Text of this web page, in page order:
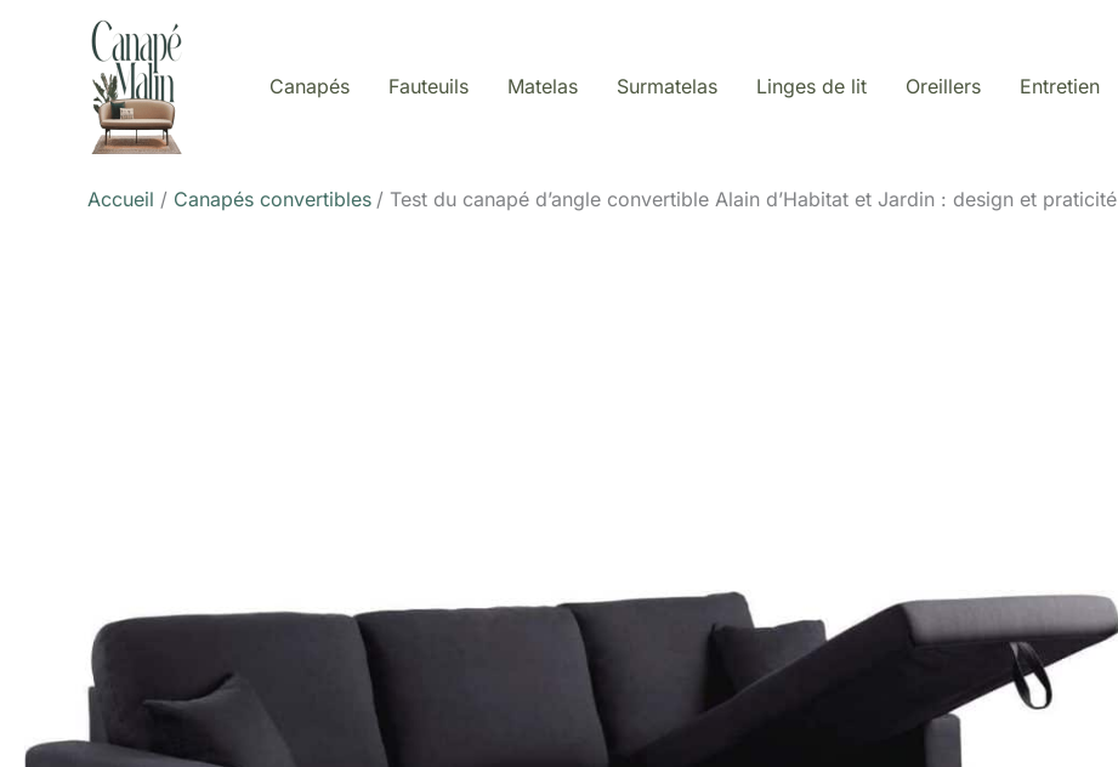
Canapés Fauteuils Matelas Surmatelas Linges de lit Oreillers Entretien
Accueil Canapés convertibles Test du canapé d’angle convertible Alain d’Habitat et Jardin : design et praticité